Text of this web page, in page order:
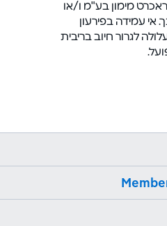
מימון בע"מ ו/או
אי עמידה בפירעון
לגרור חיוב בריבית